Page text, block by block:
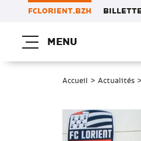
FCLORIENT.BZH
MENU
Accueil > Actualités >